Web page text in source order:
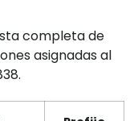
completa de
asignadas al